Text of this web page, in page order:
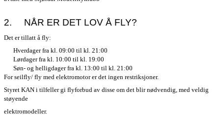
2. NÅR ER DET LOV Å FLY?
Det er tillatt å fly:
Hverdager fra kl. 09:00 til kl. 21:00
Lørdager fra kl. 10:00 til kl. 19:00
Søn- og helligdager fra kl. 13:00 til kl. 21:00
For seilfly/ fly med elektromotor er det ingen restriksjoner.
Styret KAN i tilfeller gi flyforbud av disse om det blir nødvendig, med veldig
støyende
elektromodeller.